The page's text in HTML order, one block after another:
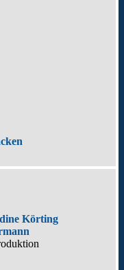
Körting